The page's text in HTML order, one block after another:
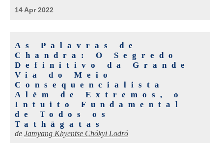
14 Apr 2022
As Palavras de
Chandra: O Segredo
Definitivo da Grande
Via do Meio
Consequencialista
Além de Extremos, o
Intuito Fundamental
de Todos os
Tathāgatas
de Jamyang Khyentse Chökyi Lodrö